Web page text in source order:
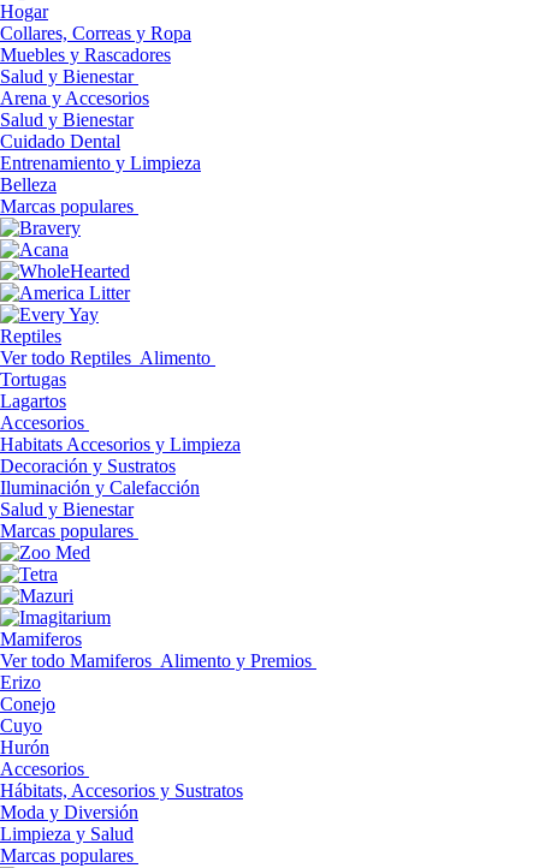
Hogar
Collares, Correas y Ropa
Muebles y Rascadores
Salud y Bienestar
Arena y Accesorios
Salud y Bienestar
Cuidado Dental
Entrenamiento y Limpieza
Belleza
Marcas populares
Reptiles
Ver todo Reptiles Alimento
Tortugas
Lagartos
Accesorios
Habitats Accesorios y Limpieza
Decoración y Sustratos
Iluminación y Calefacción
Salud y Bienestar
Marcas populares
Mamiferos
Ver todo Mamiferos Alimento y Premios
Erizo
Conejo
Cuyo
Hurón
Accesorios
Hábitats, Accesorios y Sustratos
Moda y Diversión
Limpieza y Salud
Marcas populares